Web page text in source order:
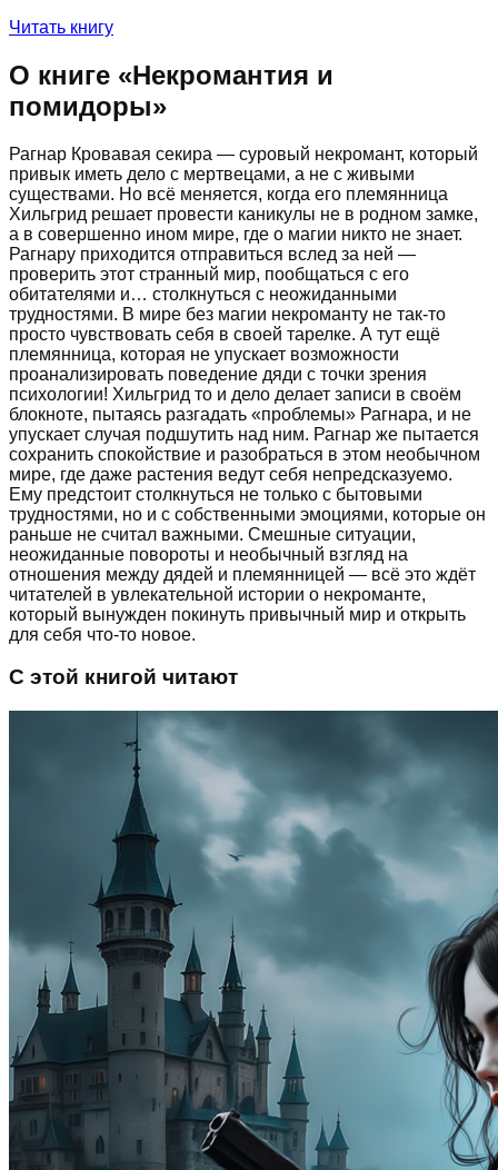
Читать книгу
О книге «Некромантия и
помидоры»
Рагнар Кровавая секира — суровый некромант, который
привык иметь дело с мертвецами, а не с живыми
существами. Но всё меняется, когда его племянница
Хильгрид решает провести каникулы не в родном замке,
а в совершенно ином мире, где о магии никто не знает.
Рагнару приходится отправиться вслед за ней —
проверить этот странный мир, пообщаться с его
обитателями и… столкнуться с неожиданными
трудностями. В мире без магии некроманту не так-то
просто чувствовать себя в своей тарелке. А тут ещё
племянница, которая не упускает возможности
проанализировать поведение дяди с точки зрения
психологии! Хильгрид то и дело делает записи в своём
блокноте, пытаясь разгадать «проблемы» Рагнара, и не
упускает случая подшутить над ним. Рагнар же пытается
сохранить спокойствие и разобраться в этом необычном
мире, где даже растения ведут себя непредсказуемо.
Ему предстоит столкнуться не только с бытовыми
трудностями, но и с собственными эмоциями, которые он
раньше не считал важными. Смешные ситуации,
неожиданные повороты и необычный взгляд на
отношения между дядей и племянницей — всё это ждёт
читателей в увлекательной истории о некроманте,
который вынужден покинуть привычный мир и открыть
для себя что-то новое.
С этой книгой читают